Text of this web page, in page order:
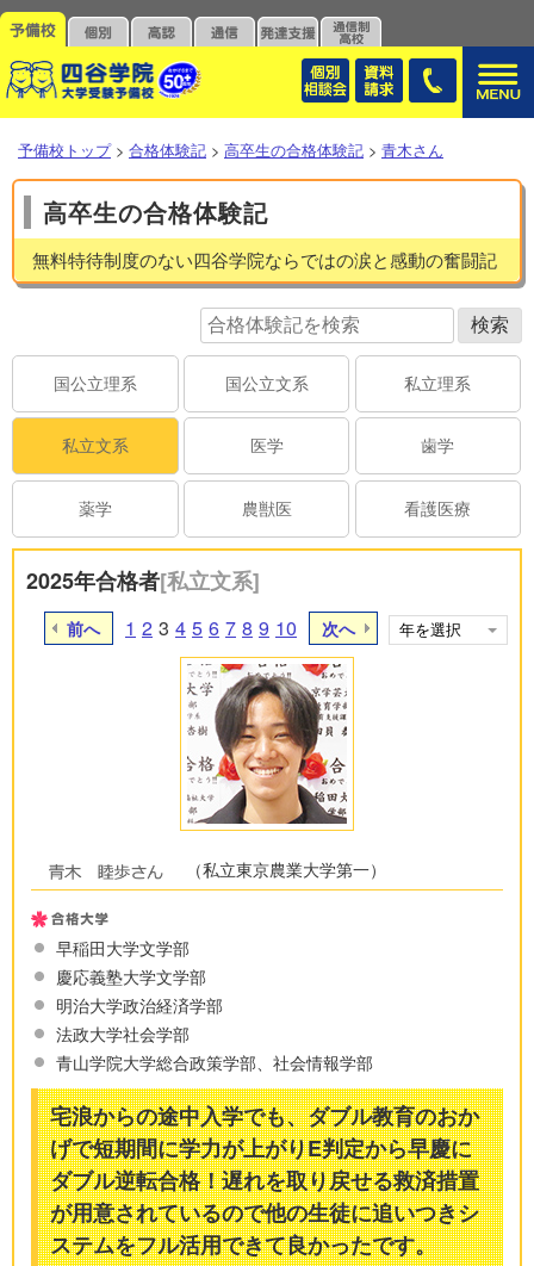
予備校トップ > 合格体験記 > 高卒生の合格体験記 > 青木さん
高卒生の合格体験記
無料特待制度のない四谷学院ならではの涙と感動の奮闘記
国公立理系 国公立文系 私立理系
私立文系 医学 歯学
薬学 農獣医 看護医療
2025年合格者[私立文系]
前へ 1 2 3 4 5 6 7 8 9 10 次へ
（私立東京農業大学第一）
早稲田大学文学部
慶応義塾大学文学部
明治大学政治経済学部
法政大学社会学部
青山学院大学総合政策学部、社会情報学部
宅浪からの途中入学でも、ダブル教育のおか
げで短期間に学力が上がりE判定から早慶に
ダブル逆転合格！遅れを取り戻せる救済措置
が用意されているので他の生徒に追いつきシ
ステムをフル活用できて良かったです。